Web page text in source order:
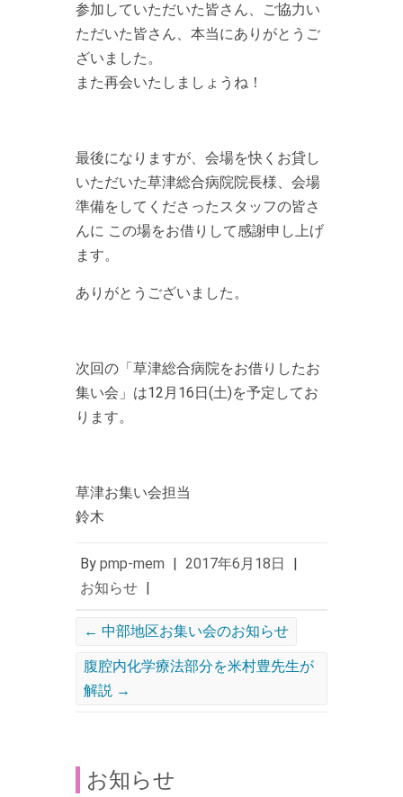
参加していただいた皆さん、ご協力い
ただいた皆さん、本当にありがとうご
ざいました。
また再会いたしましょうね！
最後になりますが、会場を快くお貸し
いただいた草津総合病院院長様、会場
準備をしてくださったスタッフの皆さ
んに この場をお借りして感謝申し上げ
ます。
ありがとうございました。
次回の「草津総合病院をお借りしたお
集い会」は12月16日(土)を予定してお
ります。
草津お集い会担当
鈴木
By pmp-mem | 2017年6月18日
|
お知らせ |
← 中部地区お集い会のお知らせ
腹腔内化学療法部分を米村豊先生が
解説 →
お知らせ